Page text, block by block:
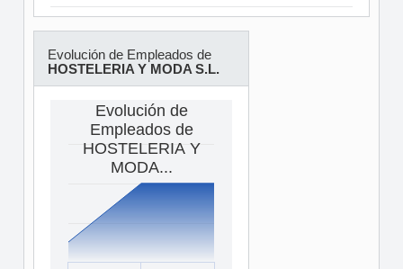
Evolución de Empleados de
HOSTELERIA Y MODA S.L.
Evolución de
Empleados de
HOSTELERIA Y
MODA...